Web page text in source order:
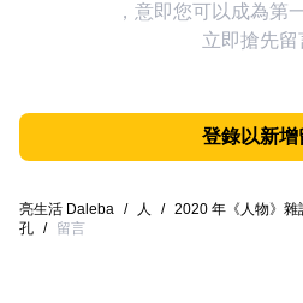
，意即您可以成為第
立即搶先留
登錄以新增
亮生活 Daleba / 人 / 2020 年《人物》雜
孔 / 留言